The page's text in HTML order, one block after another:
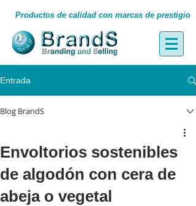
Productos de calidad con marcas de prestigio
Entrada
Blog BrandS
Envoltorios sostenibles
de algodón con cera de
abeja o vegetal